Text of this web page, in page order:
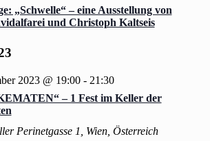
„Schwelle“ – eine Ausstellung von
und Christoph Kaltseis
– 1 Fest im Keller der
2023 @ 19:00- 21:30
Perinetgasse 1, Wien, Österreich